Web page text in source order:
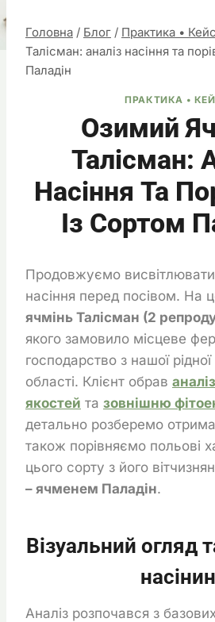
Головна / Блог / Практика •
Талісман: аналіз насіння та
Паладін
ПРАКТИКА •
Озимий
Талісман:
Насіння Та
Із Сортом
Продовжуємо висвітлювати
насіння перед посівом. На
ячмінь Талісман (2
якого замовило місцеве
господарство з нашої
області. Клієнт обрав
якостей та зовнішню
детально розберемо
також порівняємо польові
цього сорту з його
– ячменем Паладін.
Візуальний огляд
насінин
Аналіз розпочався з